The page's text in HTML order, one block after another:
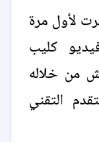
لأول مرة
كليب
من خلاله
التقني